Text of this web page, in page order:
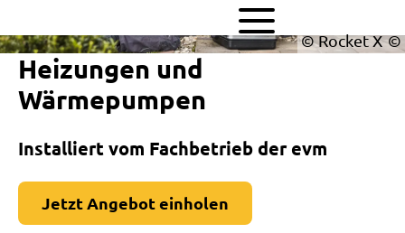
© Rocket X
Heizungen und
Wärmepumpen
Installiert vom Fachbetrieb der evm
Jetzt Angebot einholen